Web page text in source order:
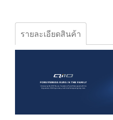
รายละเอียดสินค้า